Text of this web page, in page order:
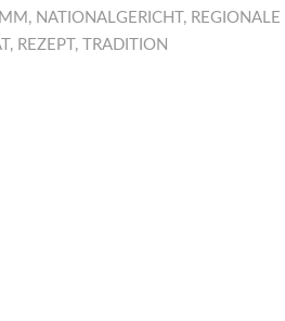
, NATIONALGERICHT, REGIONALE
, REZEPT, TRADITION